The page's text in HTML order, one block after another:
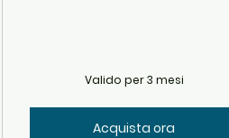
Valido per 3 mesi
Acquista ora